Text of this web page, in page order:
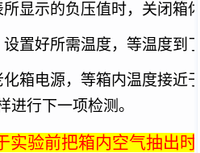
显示的负压值时，关闭箱
置好所需温度，等温度到
箱电源，等箱内温度接近
进行下一项检测。
实验前把箱内空气抽出